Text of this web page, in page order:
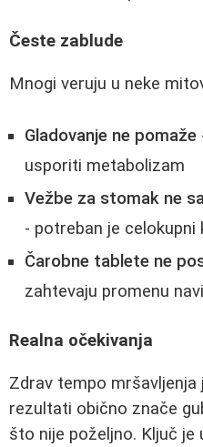
Česte zablude
Mnogi veruju u neke
Gladovanje ne pomaže
usporiti metabolizam
Vežbe za stomak ne
- potreban je
Čarobne tablete ne
zahtevaju promenu
Realna očekivanja
Zdrav tempo mršavljenja
rezultati obično znače
što nije poželjno. Ključ je